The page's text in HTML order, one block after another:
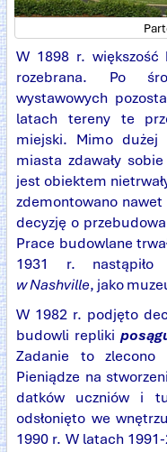
W 1898 r. większość
rozebrana. Po
wystawowych
latach tereny te
miejski. Mimo dużej
miasta zdawały
jest obiektem
zdemontowano
decyzję o
Prace budowlane
1931 r.
w Nashville, jako
W 1982 r. podjęto
budowli repliki
Zadanie to zlecono
Pieniądze na
datków uczniów i
odsłonięto we
1990 r. W latach